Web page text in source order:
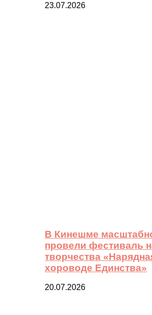
23.07.2026
В Кинешме
провели фестиваль
творчества
хороводе Единства»
20.07.2026